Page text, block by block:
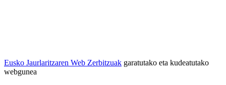
Eusko Jaurlaritzaren Web Zerbitzuak garatutako eta kudeatutako
webgunea